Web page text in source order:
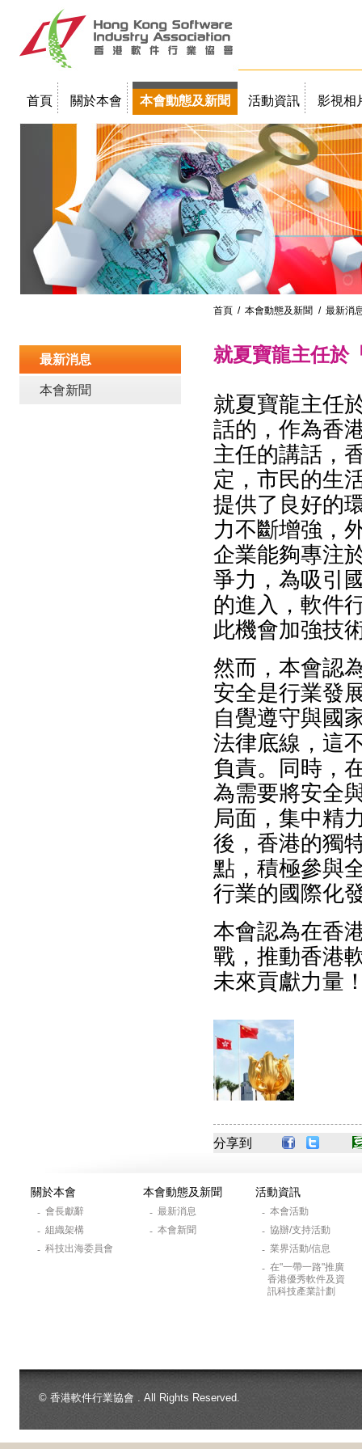
首頁 關於本會 本會動態及新聞 活動資訊 影視相
教學簡報
首頁 / 本會動態及新聞 / 最新消
最新消息
本會新聞
就夏寶龍主任於
就夏寶龍主任
話的，作為香
主任的講話，
定，市民的生
提供了良好的
力不斷增強，
企業能夠專注
爭力，為吸引
的進入，軟件
此機會加強技
然而，本會認
安全是行業發
自覺遵守與國
法律底線，這
負責。同時，
為需要將安全
局面，集中精
後，香港的獨
點，積極參與
行業的國際化
本會認為在香
戰，推動香港
未來貢獻力量
分享到
關於本會
- 會長獻辭
- 組織架構
- 科技出海委員會
本會動態及新聞
- 最新消息
- 本會新聞
活動資訊
- 本會活動
- 協辦/支持活動
- 業界活動/信息
- 在"一帶一路"推廣
香港優秀軟件及資
訊科技產業計劃
© 香港軟件行業協會 . All Rights Reserved.